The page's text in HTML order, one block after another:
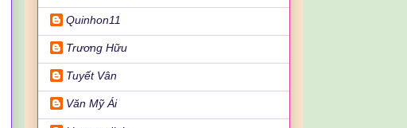
Quinhon11
Trương Hữu
Tuyết Vân
Văn Mỹ Ái